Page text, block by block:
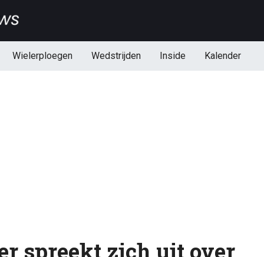
Wielerploegen Wedstrijden Inside Kalender
spreekt zich uit over